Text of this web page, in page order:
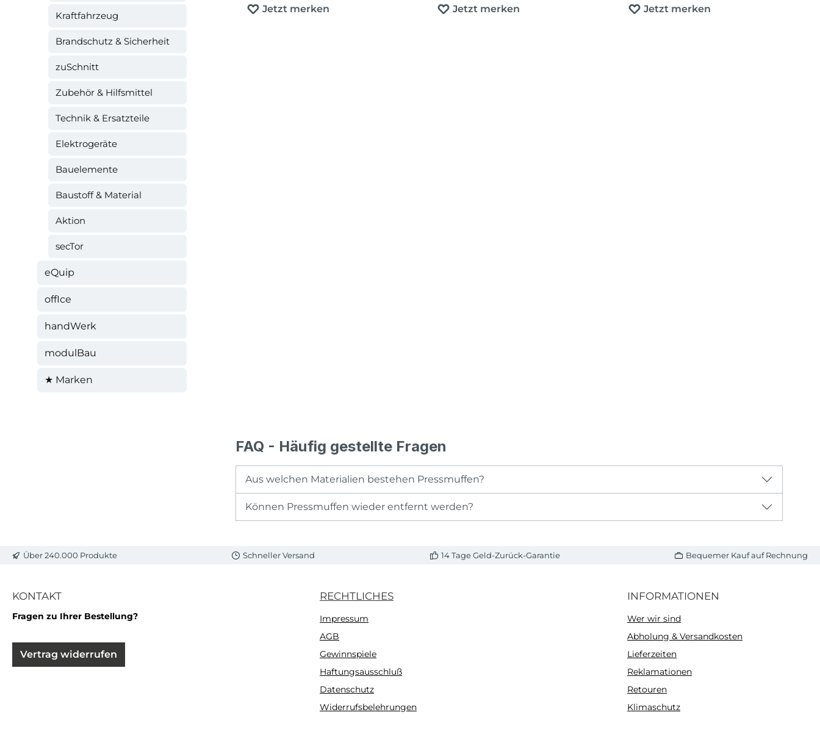
Kraftfahrzeug
Brandschutz & Sicherheit
zuSchnitt
Zubehör & Hilfsmittel
Technik & Ersatzteile
Elektrogeräte
Bauelemente
Baustoff & Material
Aktion
secTor
eQuip
offIce
handWerk
modulBau
★ Marken
Jetzt merken Jetzt merken Jetzt merken
FAQ - Häufig gestellte Fragen
Aus welchen Materialien bestehen Pressmuffen?
Können Pressmuffen wieder entfernt werden?
Über 240.000 Produkte Schneller Versand 14 Tage Geld-Zurück-Garantie Bequemer Kauf auf Rechnung
KONTAKT
Fragen zu Ihrer Bestellung?
Vertrag widerrufen
RECHTLICHES
Impressum
AGB
Gewinnspiele
Haftungsausschluß
Datenschutz
Widerrufsbelehrungen
INFORMATIONEN
Wer wir sind
Abholung & Versandkosten
Lieferzeiten
Reklamationen
Retouren
Klimaschutz